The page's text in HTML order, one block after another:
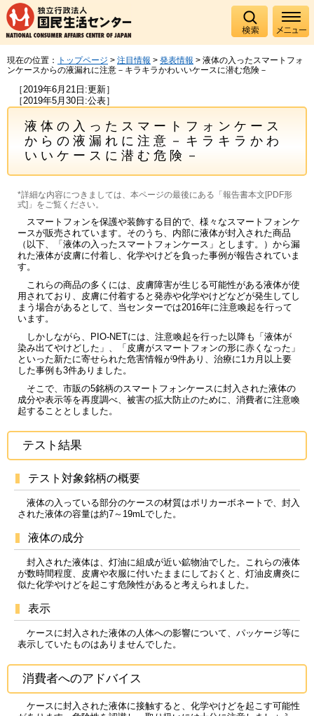
現在の位置： トップページ > 注目情報 > 発表情報 > 液体の入ったスマートフォ
ンケースからの液漏れに注意－キラキラかわいいケースに潜む危険－
［2019年6月21日:更新］
［2019年5月30日:公表］
液体の入ったスマートフォンケース
からの液漏れに注意－キラキラかわ
いいケースに潜む危険－
*詳細な内容につきましては、本ページの最後にある「報告書本文[PDF形
式]」をご覧ください。
スマートフォンを保護や装飾する目的で、様々なスマートフォンケ
ースが販売されています。そのうち、内部に液体が封入された商品
（以下、「液体の入ったスマートフォンケース」とします。）から漏
れた液体が皮膚に付着し、化学やけどを負った事例が報告されていま
す。
これらの商品の多くには、皮膚障害が生じる可能性がある液体が使
用されており、皮膚に付着すると発赤や化学やけどなどが発生してし
まう場合があるとして、当センターでは2016年に注意喚起を行って
います。
しかしながら、PIO-NETには、注意喚起を行った以降も「液体が
染み出てやけどした」、「皮膚がスマートフォンの形に赤くなった」
といった新たに寄せられた危害情報が9件あり、治療に1カ月以上要
した事例も3件ありました。
そこで、市販の5銘柄のスマートフォンケースに封入された液体の
成分や表示等を再度調べ、被害の拡大防止のために、消費者に注意喚
起することとしました。
テスト結果
テスト対象銘柄の概要
液体の入っている部分のケースの材質はポリカーボネートで、封入
された液体の容量は約7～19mLでした。
液体の成分
封入された液体は、灯油に組成が近い鉱物油でした。これらの液体
が数時間程度、皮膚や衣服に付いたままにしておくと、灯油皮膚炎に
似た化学やけどを起こす危険性があると考えられました。
表示
ケースに封入された液体の人体への影響について、パッケージ等に
表示していたものはありませんでした。
消費者へのアドバイス
ケースに封入された液体に接触すると、化学やけどを起こす可能性